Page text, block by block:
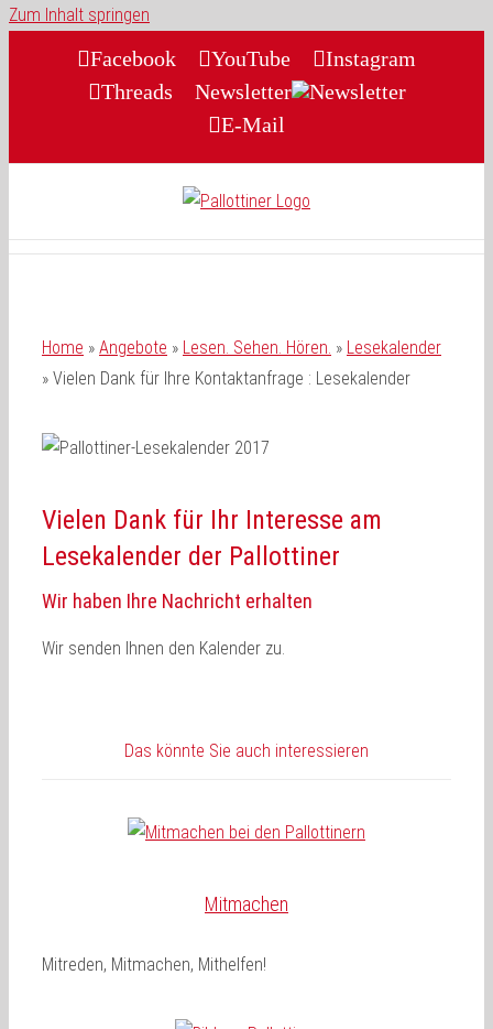
Zum Inhalt springen
Facebook YouTube
Instagram
Threads
Newsletter
E-Mail
Home » Angebote » Lesen. Sehen. Hören. » Lesekalender
» Vielen Dank für Ihre Kontaktanfrage : Lesekalender
Vielen Dank für Ihr Interesse am
Lesekalender der Pallottiner
Wir haben Ihre Nachricht erhalten
Wir senden Ihnen den Kalender zu.
Das könnte Sie auch interessieren
Mitmachen
Mitreden, Mitmachen, Mithelfen!